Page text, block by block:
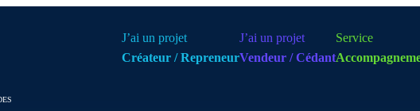
J’ai un projet
Créateur / Repreneur
J’ai un projet
Vendeur / Cédant
Service